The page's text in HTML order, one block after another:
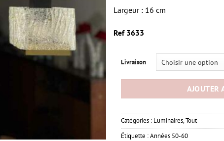
Largeur : 16 cm
Ref 3633
Livraison
AJOUTER
Catégories : Luminaires,Tout
Étiquette :Années 50-60